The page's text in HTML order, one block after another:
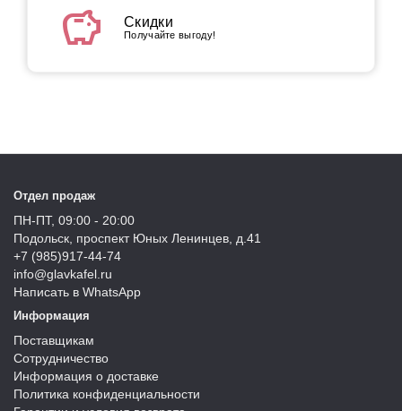
savings Скидки
Получайте выгоду!
Отдел продаж
ПН-ПТ, 09:00 - 20:00
Подольск, проспект Юных Ленинцев, д.41
+7 (985)917-44-74
info@glavkafel.ru
Написать в WhatsApp
Информация
Поставщикам
Сотрудничество
Информация о доставке
Политика конфиденциальности